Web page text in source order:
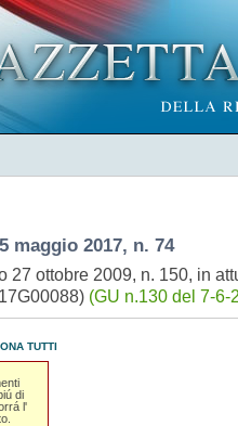
maggio 2017, n. 74
27 ottobre 2009, n. 150, in
(GU n.130 del 7-6-
TUTTI
di
l'